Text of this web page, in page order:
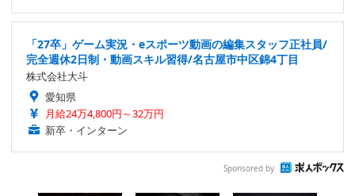
「27卒」ゲーム実況・eスポーツ動画の編集スタッフ正社員/
完全週休2日制・動画スキル習得/名古屋市中区錦4丁目
株式会社大斗
愛知県
月給24万4,800円～32万円
新卒・インターン
Sponsored by